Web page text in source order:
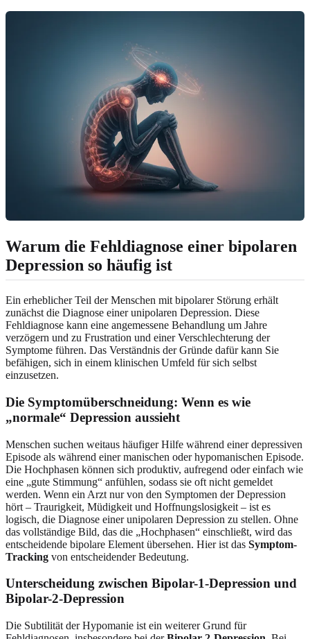
Warum die Fehldiagnose einer bipolaren
Depression so häufig ist
Ein erheblicher Teil der Menschen mit bipolarer Störung erhält
zunächst die Diagnose einer unipolaren Depression. Diese
Fehldiagnose kann eine angemessene Behandlung um Jahre
verzögern und zu Frustration und einer Verschlechterung der
Symptome führen. Das Verständnis der Gründe dafür kann Sie
befähigen, sich in einem klinischen Umfeld für sich selbst
einzusetzen.
Die Symptomüberschneidung: Wenn es wie
„normale“ Depression aussieht
Menschen suchen weitaus häufiger Hilfe während einer depressiven
Episode als während einer manischen oder hypomanischen Episode.
Die Hochphasen können sich produktiv, aufregend oder einfach wie
eine „gute Stimmung“ anfühlen, sodass sie oft nicht gemeldet
werden. Wenn ein Arzt nur von den Symptomen der Depression
hört – Traurigkeit, Müdigkeit und Hoffnungslosigkeit – ist es
logisch, die Diagnose einer unipolaren Depression zu stellen. Ohne
das vollständige Bild, das die „Hochphasen“ einschließt, wird das
entscheidende bipolare Element übersehen. Hier ist das Symptom-
Tracking von entscheidender Bedeutung.
Unterscheidung zwischen Bipolar-1-Depression und
Bipolar-2-Depression
Die Subtilität der Hypomanie ist ein weiterer Grund für